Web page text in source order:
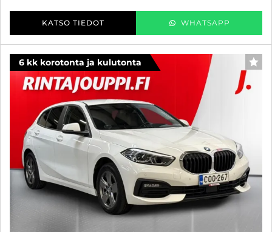
KATSO TIEDOT WHATSAPP
6 kk korotonta ja kulutonta